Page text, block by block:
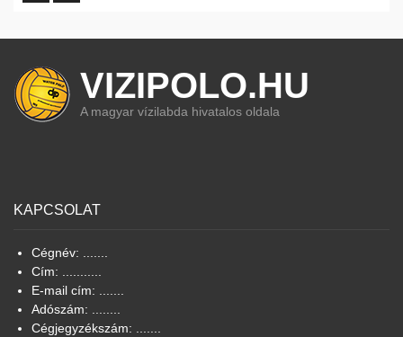
VIZIPOLO.HU
A magyar vízilabda hivatalos oldala
KAPCSOLAT
Cégnév: .......
Cím: ...........
E-mail cím: .......
Adószám: ........
Cégjegyzékszám: .......